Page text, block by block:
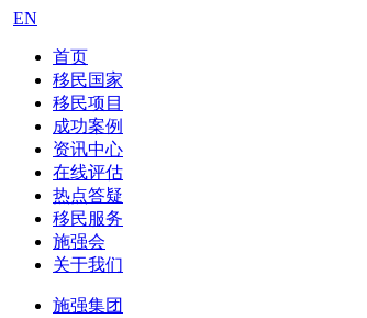
EN
首页
移民国家
移民项目
成功案例
资讯中心
在线评估
热点答疑
移民服务
施强会
关于我们
施强集团